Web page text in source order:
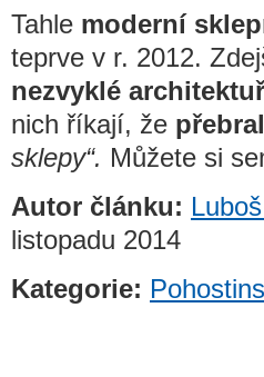
Tahle moderní
teprve v r. 2012.
nezvyklé
nich říkají, že
sklepy“. Můžete si
Autor článku:
listopadu 2014
Kategorie: